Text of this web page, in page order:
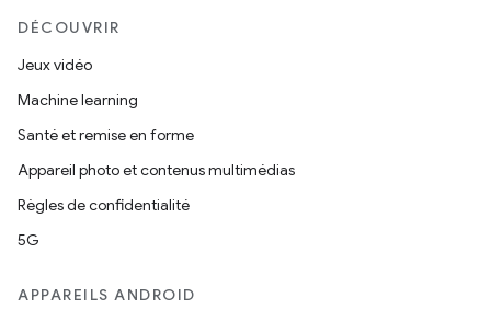
DÉCOUVRIR
Jeux vidéo
Machine learning
Santé et remise en forme
Appareil photo et contenus multimédias
Règles de confidentialité
5G
APPAREILS ANDROID